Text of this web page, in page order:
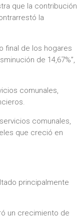
que la contribución
la
final de los hogares
de 14,67%”,
comunales,
comunales,
que creció en
principalmente
un crecimiento de